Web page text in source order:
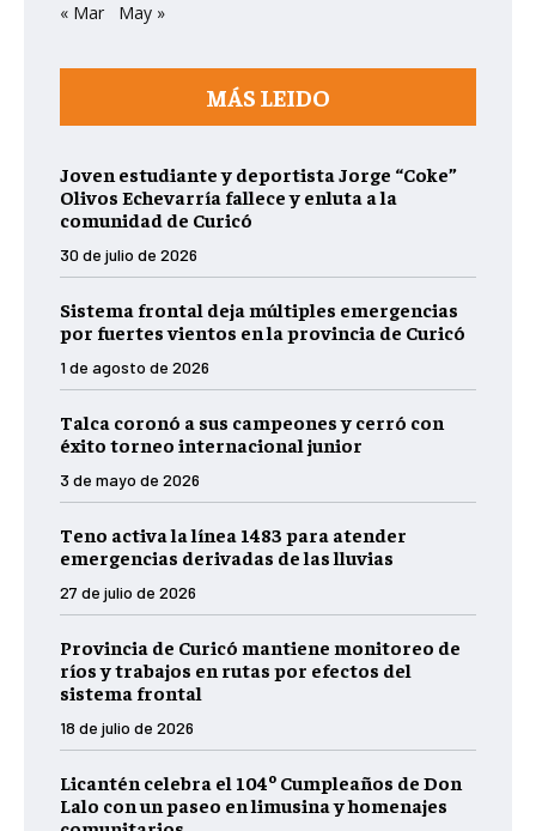
« Mar
May »
MÁS LEIDO
Joven estudiante y deportista Jorge “Coke”
Olivos Echevarría fallece y enluta a la
comunidad de Curicó
30 de julio de 2026
Sistema frontal deja múltiples emergencias
por fuertes vientos en la provincia de Curicó
1 de agosto de 2026
Talca coronó a sus campeones y cerró con
éxito torneo internacional junior
3 de mayo de 2026
Teno activa la línea 1483 para atender
emergencias derivadas de las lluvias
27 de julio de 2026
Provincia de Curicó mantiene monitoreo de
ríos y trabajos en rutas por efectos del
sistema frontal
18 de julio de 2026
Licantén celebra el 104º Cumpleaños de Don
Lalo con un paseo en limusina y homenajes